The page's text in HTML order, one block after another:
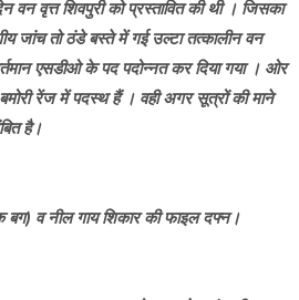
वन वृत्त शिवपुरी को प्रस्तावित की थी । जिसका
जांच तो ठंडे बस्ते में गई उल्टा तत्कालीन वन
एसडीओ के पद पदोन्नत कर दिया गया । ओर
रेंज में पदस्थ हैं । वही अगर सूत्रों की माने
है।
व नील गाय शिकार की फाइल दफ्न।